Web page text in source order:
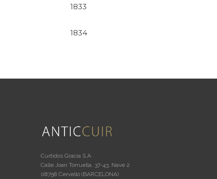
1833
1834
Curtidos Gracia S.A
Calle Joan Torruella, 37-43, Nave 2
08758 Cervelló (BARCELONA)